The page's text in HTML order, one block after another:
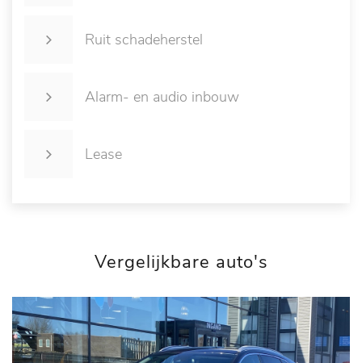
Ruit schadeherstel
Alarm- en audio inbouw
Lease
Vergelijkbare auto's